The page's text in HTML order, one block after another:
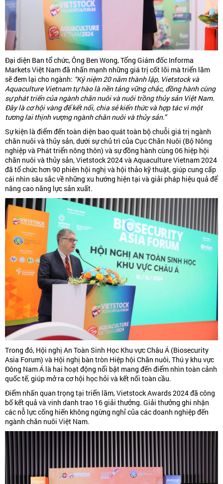
Đại diện Ban tổ chức, Ông Ben Wong, Tổng Giám đốc Informa
Markets Việt Nam đã nhấn mạnh những giá trị cốt lõi mà triển lãm
sẽ đem lại cho ngành: “Kỷ niệm 20 năm thành lập, Vietstock và
Aquaculture Vietnam tự hào là nền tảng vững chắc, đồng hành cùng
sự phát triển của ngành chăn nuôi và nuôi trồng thủy sản Việt Nam.
Đây là cơ hội vàng để kết nối, chia sẻ kiến thức và hợp tác vì một
tương lai thịnh vượng ngành chăn nuôi và thủy sản.”
Sự kiện là điểm đến toàn diện bao quát toàn bộ chuỗi giá trị ngành
chăn nuôi và thủy sản, dưới sự chủ trì của Cục Chăn Nuôi (Bộ Nông
nghiệp và Phát triển nông thôn) và sự đồng hành cùng 06 hiệp hội
chăn nuôi và thủy sản, Vietstock 2024 và Aquaculture Vietnam 2024
đã tổ chức hơn 90 phiên hội nghị và hội thảo kỹ thuật, giúp cung cấp
cái nhìn sâu sắc về những xu hướng hiện tại và giải pháp hiệu quả để
nâng cao năng lực sản xuất.
Trong đó, Hội nghị An Toàn Sinh Học Khu vực Châu Á (Biosecurity
Asia Forum) và Hội nghị bàn tròn Hiệp hội Chăn nuôi, Thú y khu vực
Đông Nam Á là hai hoạt động nổi bật mang đến điểm nhìn toàn cảnh
quốc tế, giúp mở ra cơ hội học hỏi và kết nối toàn cầu.
Điểm nhấn quan trọng tại triển lãm, Vietstock Awards 2024 đã công
bố kết quả và vinh danh trao 16 giải thưởng. Giải thưởng ghi nhận
các nỗ lực cống hiến không ngừng nghỉ của các doanh nghiệp đến
ngành chăn nuôi Việt Nam.